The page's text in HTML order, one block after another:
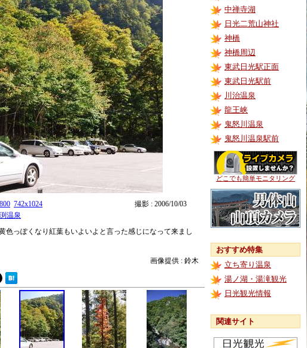
742x1024
撮影 : 2006/10/03
温泉
色っぽくなり紅葉もいよいよと言った感じになって来まし
画像提供 : 鈴木
中禅寺湖
日光二荒山神社
神橋
神橋周辺
東武日光駅正面
東武日光駅前
川治温泉
龍王峡
鬼怒川温泉
鬼怒川温泉駅前
どこでも簡単モニタリング
おすすめ特集
立ち寄り温泉
湯ノ湖・湯滝観光
日光観光情報
関連サイト